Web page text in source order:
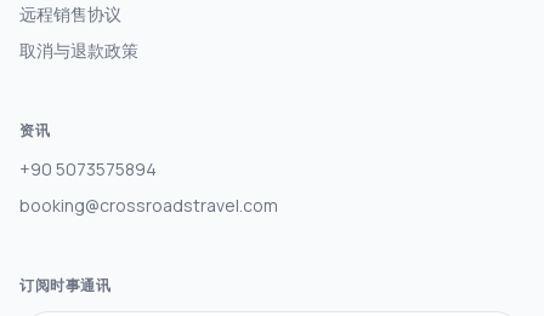
远程销售协议
取消与退款政策
资讯
+90 5073575894
booking@crossroadstravel.com
订阅时事通讯